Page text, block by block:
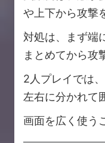
や上下から攻撃
対処は、まず端
まとめてから攻
2人プレイでは
左右に分かれて
画面を広く使う